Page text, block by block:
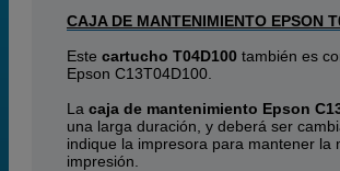
CAJA DE MANTENIMIENTO EPSON
Este cartucho T04D100 también es
Epson C13T04D100.
La caja de mantenimiento Epson
una larga duración, y deberá ser
indique la impresora para mantener la
impresión.